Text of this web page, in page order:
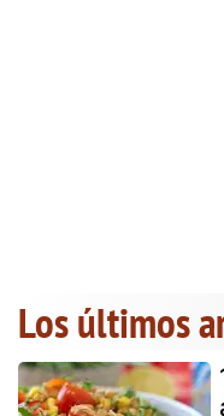
Los últimos